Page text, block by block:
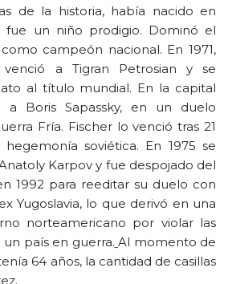
de la historia, había nacido en
fue un niño prodigio. Dominó el
campeón nacional. En 1971,
a Tigran Petrosian y se
al título mundial. En la capital
a Boris Sapassky, en un duelo
Fría. Fischer lo venció tras 21
soviética. En 1975 se
Karpov y fue despojado del
1992 para reeditar su duelo con
Yugoslavia, lo que derivó en una
norteamericano por violar las
país en guerra. Al momento de
64 años, la cantidad de casillas